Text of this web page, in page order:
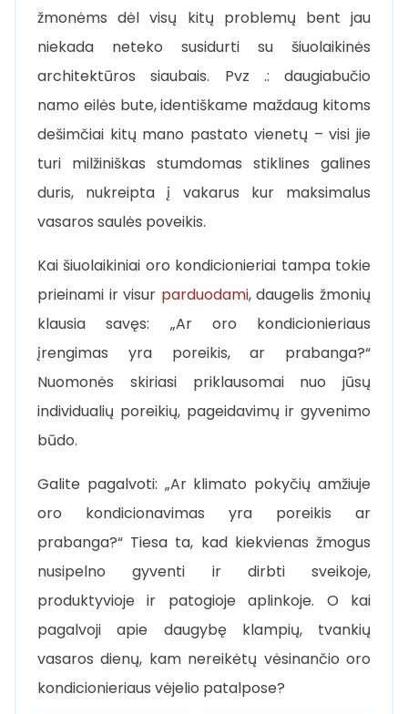
žmonėms dėl visų kitų problemų bent jau
niekada neteko susidurti su šiuolaikinės
architektūros siaubais. Pvz .: daugiabučio
namo eilės bute, identiškame maždaug kitoms
dešimčiai kitų mano pastato vienetų – visi jie
turi milžiniškas stumdomas stiklines galines
duris, nukreipta į vakarus kur maksimalus
vasaros saulės poveikis.
Kai šiuolaikiniai oro kondicionieriai tampa tokie
prieinami ir visur parduodami, daugelis žmonių
klausia savęs: „Ar oro kondicionieriaus
įrengimas yra poreikis, ar prabanga?“
Nuomonės skiriasi priklausomai nuo jūsų
individualių poreikių, pageidavimų ir gyvenimo
būdo.
Galite pagalvoti: „Ar klimato pokyčių amžiuje
oro kondicionavimas yra poreikis ar
prabanga?“ Tiesa ta, kad kiekvienas žmogus
nusipelno gyventi ir dirbti sveikoje,
produktyvioje ir patogioje aplinkoje. O kai
pagalvoji apie daugybę klampių, tvankių
vasaros dienų, kam nereikėtų vėsinančio oro
kondicionieriaus vėjelio patalpose?